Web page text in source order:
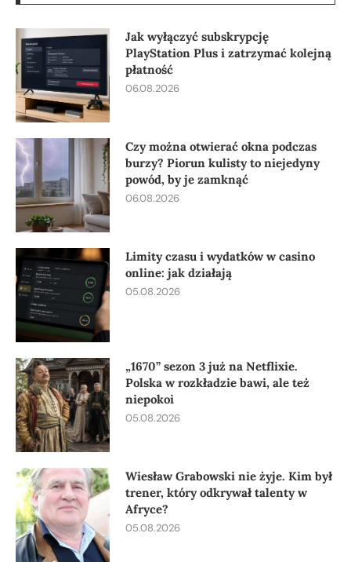
Jak wyłączyć subskrypcję
PlayStation Plus i zatrzymać kolejną
płatność
06.08.2026
Czy można otwierać okna podczas
burzy? Piorun kulisty to niejedyny
powód, by je zamknąć
06.08.2026
Limity czasu i wydatków w casino
online: jak działają
05.08.2026
„1670” sezon 3 już na Netflixie.
Polska w rozkładzie bawi, ale też
niepokoi
05.08.2026
Wiesław Grabowski nie żyje. Kim był
trener, który odkrywał talenty w
Afryce?
05.08.2026